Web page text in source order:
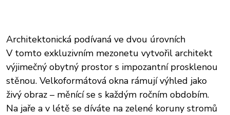
Architektonická podívaná ve dvou úrovních
V tomto exkluzivním mezonetu vytvořil architekt
výjimečný obytný prostor s impozantní prosklenou
stěnou. Velkoformátová okna rámují výhled jako
živý obraz – měnící se s každým ročním obdobím.
Na jaře a v létě se díváte na zelené koruny stromů